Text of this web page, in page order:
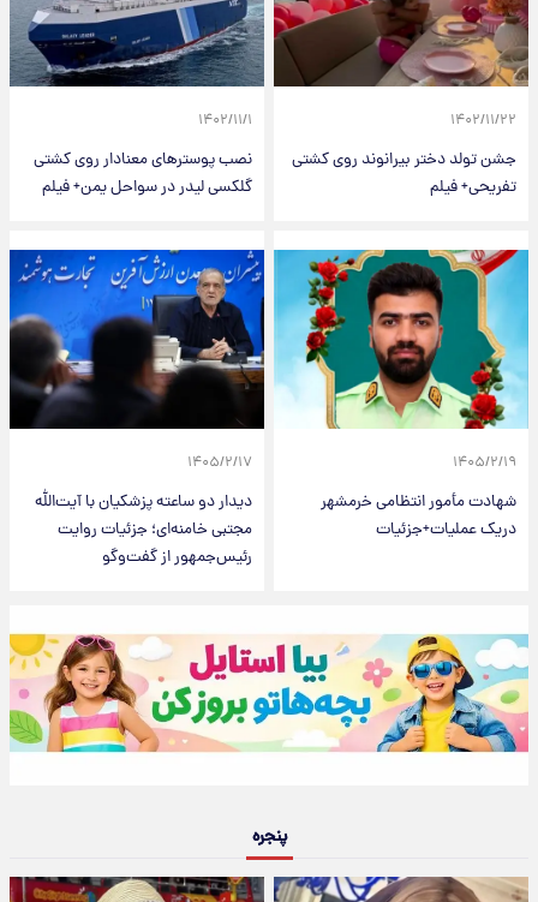
۱۴۰۲/۱۱/۲۲
جشن تولد دختر بیرانوند روی کشتی
تفریحی+ فیلم
۱۴۰۲/۱۱/۱
نصب پوسترهای معنادار روی کشتی
گلکسی لیدر در سواحل یمن+ فیلم
۱۴۰۵/۲/۱۹
شهادت مأمور انتظامی خرمشهر
دریک عملیات+جزئیات
۱۴۰۵/۲/۱۷
دیدار دو ساعته پزشکیان با آیت‌الله
مجتبی خامنه‌ای؛ جزئیات روایت
رئیس‌جمهور از گفت‌وگو
پنجره